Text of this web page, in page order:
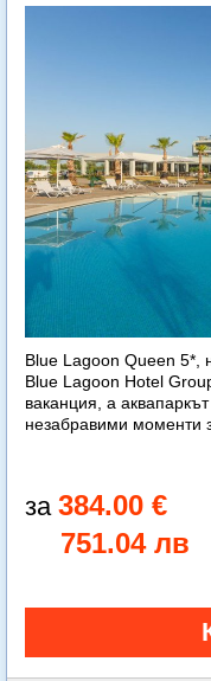
Blue Lagoon Queen 5*,
Blue Lagoon Hotel
ваканция, а
незабравими моменти
384.00 €
751.04 лв